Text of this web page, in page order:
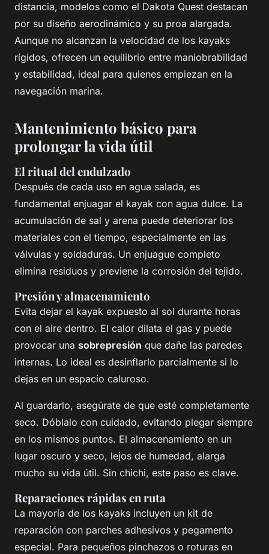
distancia, modelos como el Dakota Quest destacan
por su diseño aerodinámico y su proa alargada.
Aunque no alcanzan la velocidad de los kayaks
rígidos, ofrecen un equilibrio entre maniobrabilidad
y estabilidad, ideal para quienes empiezan en la
navegación marina.
Mantenimiento básico para
prolongar la vida útil
El ritual del endulzado
Después de cada uso en agua salada, es
fundamental enjuagar el kayak con agua dulce. La
acumulación de sal y arena puede deteriorar los
materiales con el tiempo, especialmente en las
válvulas y soldaduras. Un enjuague completo
elimina residuos y previene la corrosión del tejido.
Presión y almacenamiento
Evita dejar el kayak expuesto al sol durante horas
con el aire dentro. El calor dilata el gas y puede
provocar una sobrepresión que dañe las paredes
internas. Lo ideal es desinflarlo parcialmente si lo
dejas en un espacio caluroso.
Al guardarlo, asegúrate de que esté completamente
seco. Dóblalo con cuidado, evitando plegar siempre
en los mismos puntos. El almacenamiento en un
lugar oscuro y seco, lejos de humedad, alarga
mucho su vida útil. Sin chichi, este paso es clave.
Reparaciones rápidas en ruta
La mayoría de los kayaks incluyen un kit de
reparación con parches adhesivos y pegamento
especial. Para pequeños pinchazos o roturas en